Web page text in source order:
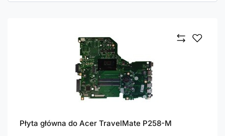
Płyta główna do Acer TravelMate P258-M